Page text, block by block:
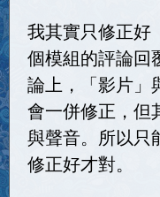
我其實只修正好
個模組的評論回
論上，「影片」
會一併修正，但
與聲音。所以只
修正好才對。